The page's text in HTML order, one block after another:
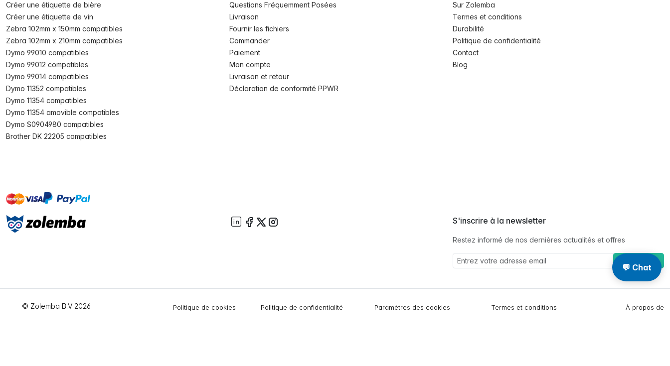
Créer une étiquette de bière
Créer une étiquette de vin
Zebra 102mm x 150mm compatibles
Zebra 102mm x 210mm compatibles
Dymo 99010 compatibles
Dymo 99012 compatibles
Dymo 99014 compatibles
Dymo 11352 compatibles
Dymo 11354 compatibles
Dymo 11354 amovible compatibles
Dymo S0904980 compatibles
Brother DK 22205 compatibles
Questions Fréquemment Posées
Livraison
Fournir les fichiers
Commander
Paiement
Mon compte
Livraison et retour
Déclaration de conformité PPWR
Sur Zolemba
Termes et conditions
Durabilité
Politique de confidentialité
Contact
Blog
mastervisa paypal
S'inscrire à la newsletter
Restez informé de nos dernières actualités et offres
S'abonner à
© Zolemba B.V 2026 Politique de cookies Politique de confidentialité Paramètres des cookies Termes et conditions À propos de
💬 Chat